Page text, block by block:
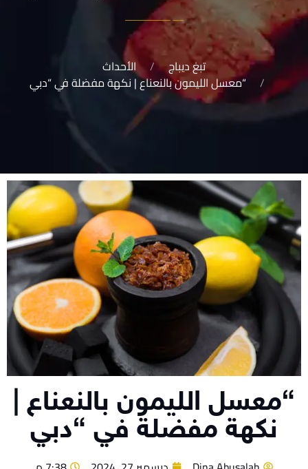
تبغ ديباج
الأحداث
“معسل الليمون بالنعناع | نكهة مفضلة في “دبي
الليمون بالنعناع |
نكهة مفضلة في “دبي